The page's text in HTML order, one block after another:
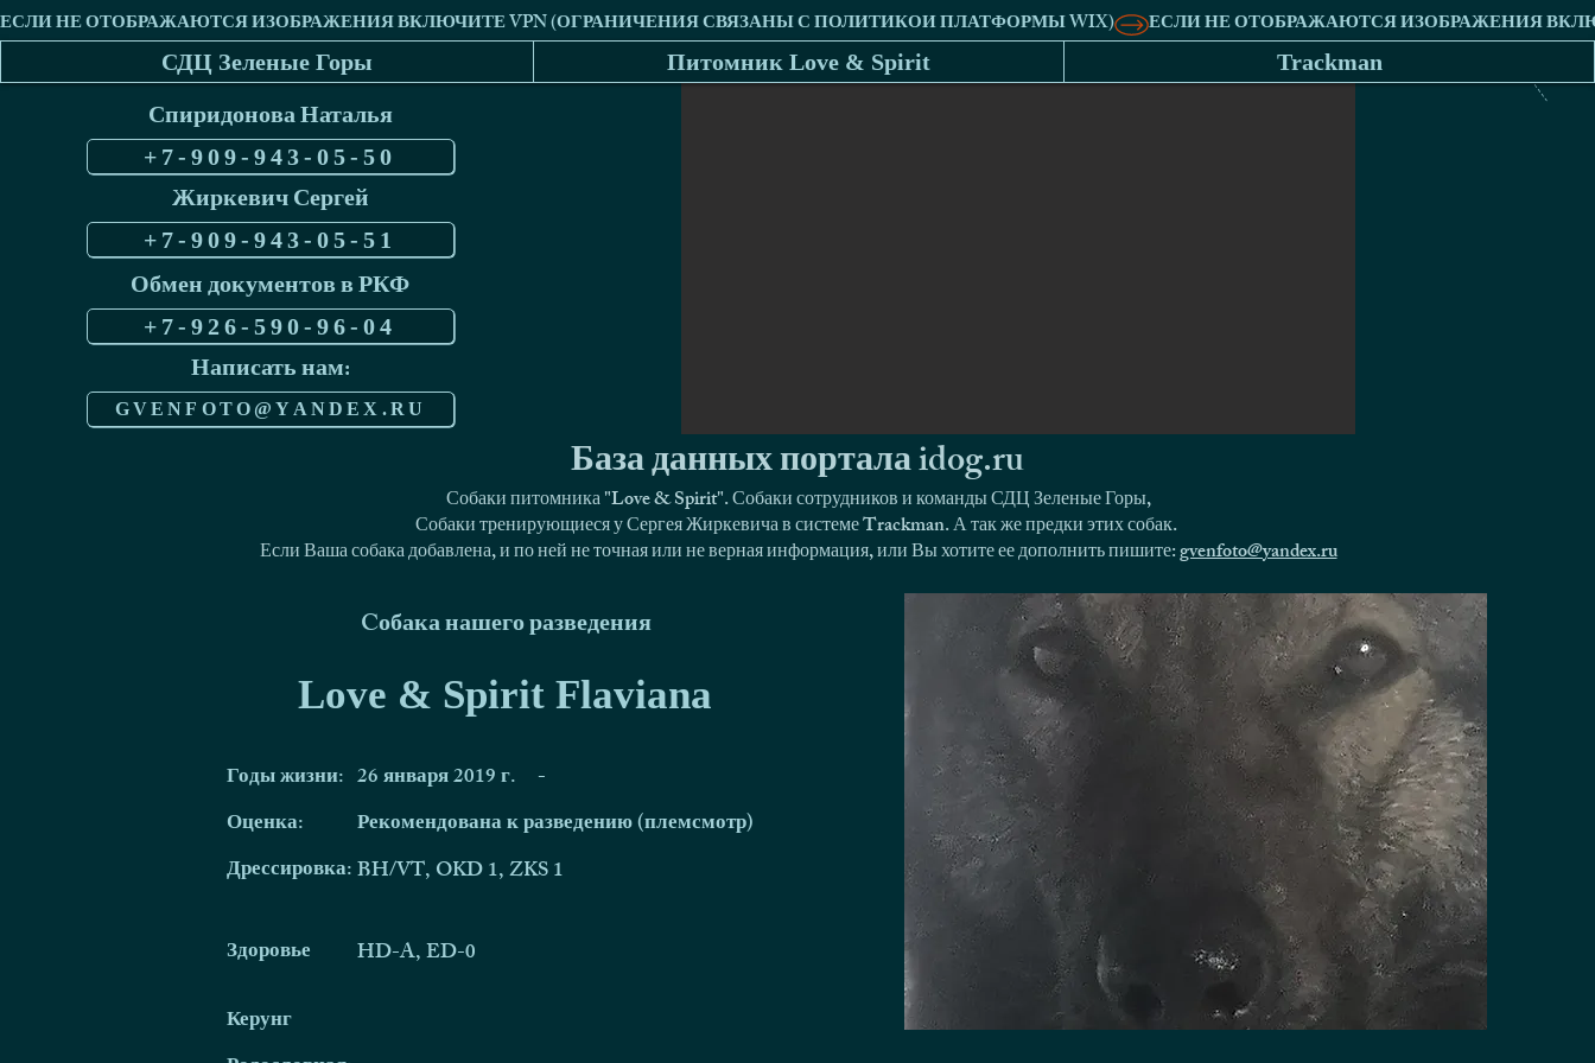
СДЦ Зеленые Горы Питомник Love & Spirit Trackman
Спиридонова Наталья
+7-909-943-05-50
Жиркевич Сергей
+7-909-943-05-51
Обмен документов в РКФ
+7-926-590-96-04
Написать нам:
GVENFOTO@YANDEX.RU
База данных портала idog.ru
Собаки питомника "Love & Spirit". Собаки сотрудников и команды СДЦ Зеленые Горы,
Собаки тренирующиеся у Сергея Жиркевича в системе Trackman. А так же предки этих собак.
Если Ваша собака добавлена, и по ней не точная или не верная информация, или Вы хотите ее дополнить пишите:gvenfoto@yandex.ru
Cобака нашего разведения
Love & Spirit Flaviana
Годы жизни: 26 января 2019 г.
-
Оценка:
Рекомендована к разведению (племсмотр)
Дрессировка:BH/VT, OKD 1, ZKS 1
Здоровье
HD-A, ED-0
Керунг